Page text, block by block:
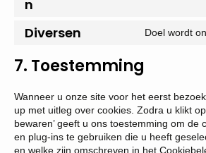
n
Diversen Doel wordt
7. Toestemming
Wanneer u onze site voor het eerst
up met uitleg over cookies. Zodra u klikt op
bewaren’ geeft u ons toestemming om de
en plug-ins te gebruiken die u heeft
en welke zijn omschreven in het